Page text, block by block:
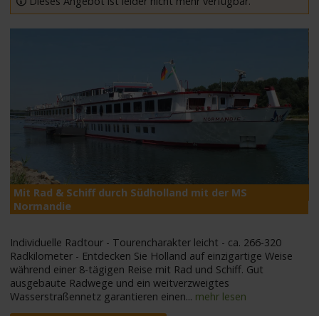
Schiffe
Suche
Mit Rad & Schiff durch Südholland mit der MS
Normandie
Individuelle Radtour - Tourencharakter leicht - ca. 266-320
Radkilometer - Entdecken Sie Holland auf einzigartige Weise
während einer 8-tägigen Reise mit Rad und Schiff. Gut
ausgebaute Radwege und ein weitverzweigtes
Wasserstraßennetz garantieren einen... mehr lesen